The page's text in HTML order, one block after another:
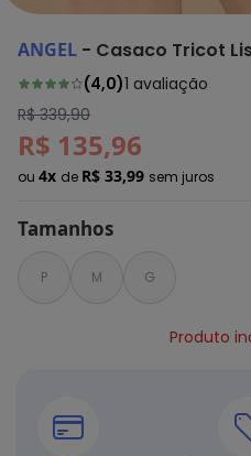
ANGEL - Casaco Tricot
(4,0)1 avaliação
R$ 339,90
R$ 135,96
ou 4x de R$ 33,99 sem juros
Tamanhos
P M G
Produto